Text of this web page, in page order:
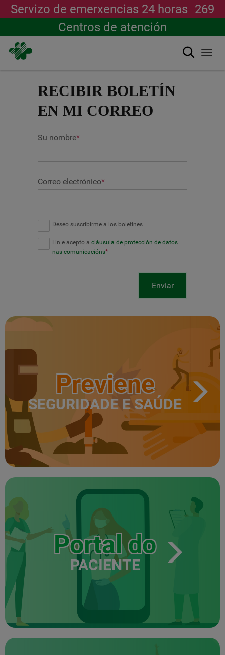
Servizo de emerxencias 24 horas 269
Centros de atención
Buscar
RECIBIR BOLETÍN
EN MI CORREO
Su nombre*
Correo electrónico*
Deseo suscribirme a los boletines
Lin e acepto a cláusula de protección de datos
nas comunicacións*
Enviar
Previene
SEGURIDADE E SAÚDE
Portal do
PACIENTE